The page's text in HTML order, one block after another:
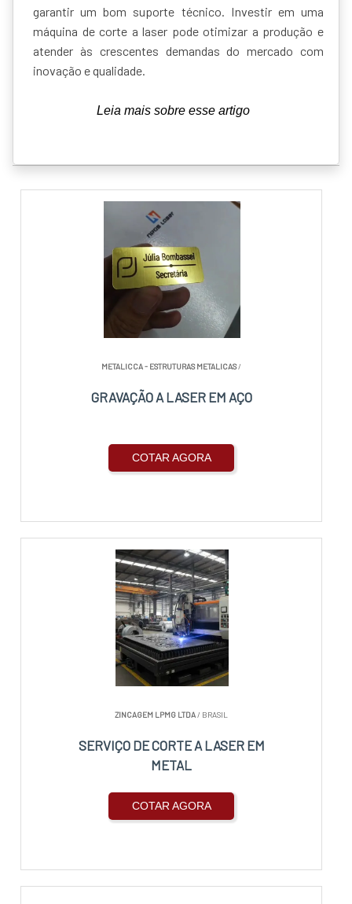
garantir um bom suporte técnico. Investir em uma
máquina de corte a laser pode otimizar a produção e
atender às crescentes demandas do mercado com
inovação e qualidade.
METALICCA - ESTRUTURAS METALICAS/
GRAVAÇÃO A LASER EM AÇO
COTAR AGORA
ZINCAGEM LPMG LTDA/ BRASIL
SERVIÇO DE CORTE A LASER EM
METAL
COTAR AGORA